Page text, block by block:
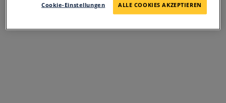
INCONVENIENCE
Cookie-Einstellungen ALLE COOKIES AKZEPTIEREN